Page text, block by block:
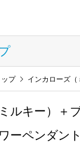
プ インカローズ（ミルキー）＋ブ
ルキー）＋
ーペンダント